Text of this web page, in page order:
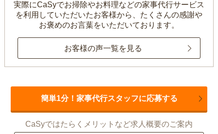
実際にCaSyでお掃除やお料理などの家事代行サービス
を利用していただいたお客様から、 たくさんの感謝や
お褒めのお言葉をいただいております。
お客様の声一覧を見る
簡単1分！家事代行スタッフに応募する
CaSyではたらくメリットなど求人概要のご案内